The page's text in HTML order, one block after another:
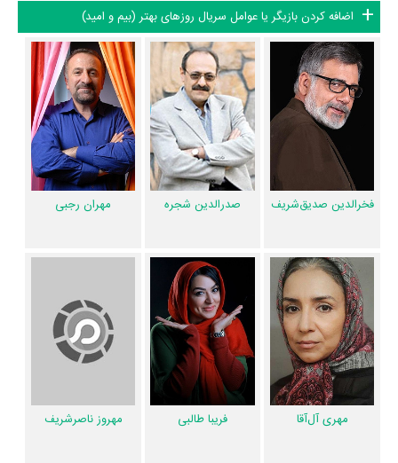
بوده است:کاملیا ابراهیمی.
همچنینداوود بیدل
کارگردان روزهای بهتر (بیم و امید) اولین همکاری خود با
بازیگرانی چونفخرالدین صدیق‌شریف،صدرالدین شجره،مهران رجبی ،فریبا
،مهروز ناصرشریف نیما راد،مهدی علیپور ومریم فتحیرا در این اثر
تجربه کرده است. در میان بازیگران روزهای بهتر (بیم و امید) نیز 47 همکاریِ
اول رخ داده، به‌عبارت دیگر در این سریال میان هر یک از 11 بازیگر با یکدیگر
یک رابطه همکاری شکل گرفته که 47 همکاری برای اولین‌مرتبه در روزهای بهتر
مهدی علیپور،ریحانه رضی مریم فتحی.
آیا می‌دانید کدام هنرمندان سریال روزهای بهتر (بیم و امید) فوت‌کرده‌اند؟ از
میان عوامل و بازیگران سریال روزهای بهتر (بیم و امید)، 1 نفر به دیار باقی سفر
کرده است و دیگر در میان ما نیست: شادروانصدرالدین شجره.
عوامل سریال روزهای بهتر (بیم و امید)
اضافه کردن بازیگر یا عوامل سریال روزهای بهتر (بیم و امید)
فخرالدین صدیق‌شریف صدرالدین شجره مهران رجبی
مهری آل‌آقا فریبا طالبی مهروز ناصرشریف